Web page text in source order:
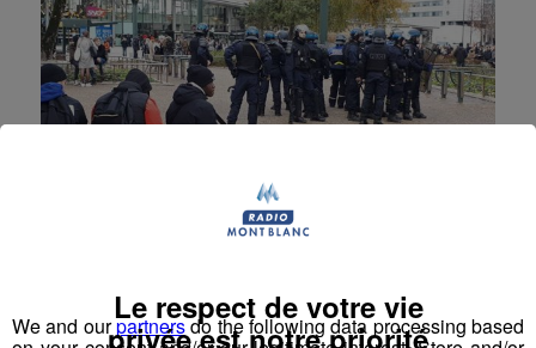
forces de l'ordre
We and ourpartnersdo the following data processing based
Le respect de votre vie
privée est notre priorité